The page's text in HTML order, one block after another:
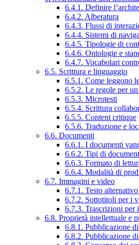
6.4.1. Definire
6.4.2. Alberatura
6.4.3. Flussi di
6.4.4. Sistemi di
6.4.5. Tipologie di
6.4.6. Ontologie e
6.4.7. Vocabolari
6.5. Scrittura e linguaggio
6.5.1. Come leggono
6.5.2. Le regole per
6.5.3. Microtesti
6.5.4. Scrittura
6.5.5. Content critique
6.5.6. Traduzione e
6.6. Documenti
6.6.1. I documenti
6.6.2. Tipi di
6.6.3. Formato di
6.6.4. Modalità di
6.7. Immagini e video
6.7.1. Testo
6.7.2. Sottotitoli per i
6.7.3. Trascrizioni per
6.8. Proprietà intellettuale e
6.8.1. Pubblicazione
6.8.2. Pubblicazione